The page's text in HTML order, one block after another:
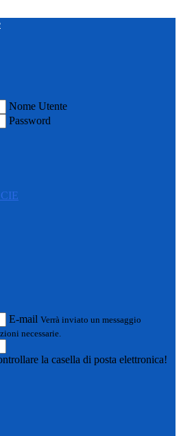
Nome Utente
Password
E-mail Verrà inviato un messaggio
necessarie.
la casella di posta elettronica!